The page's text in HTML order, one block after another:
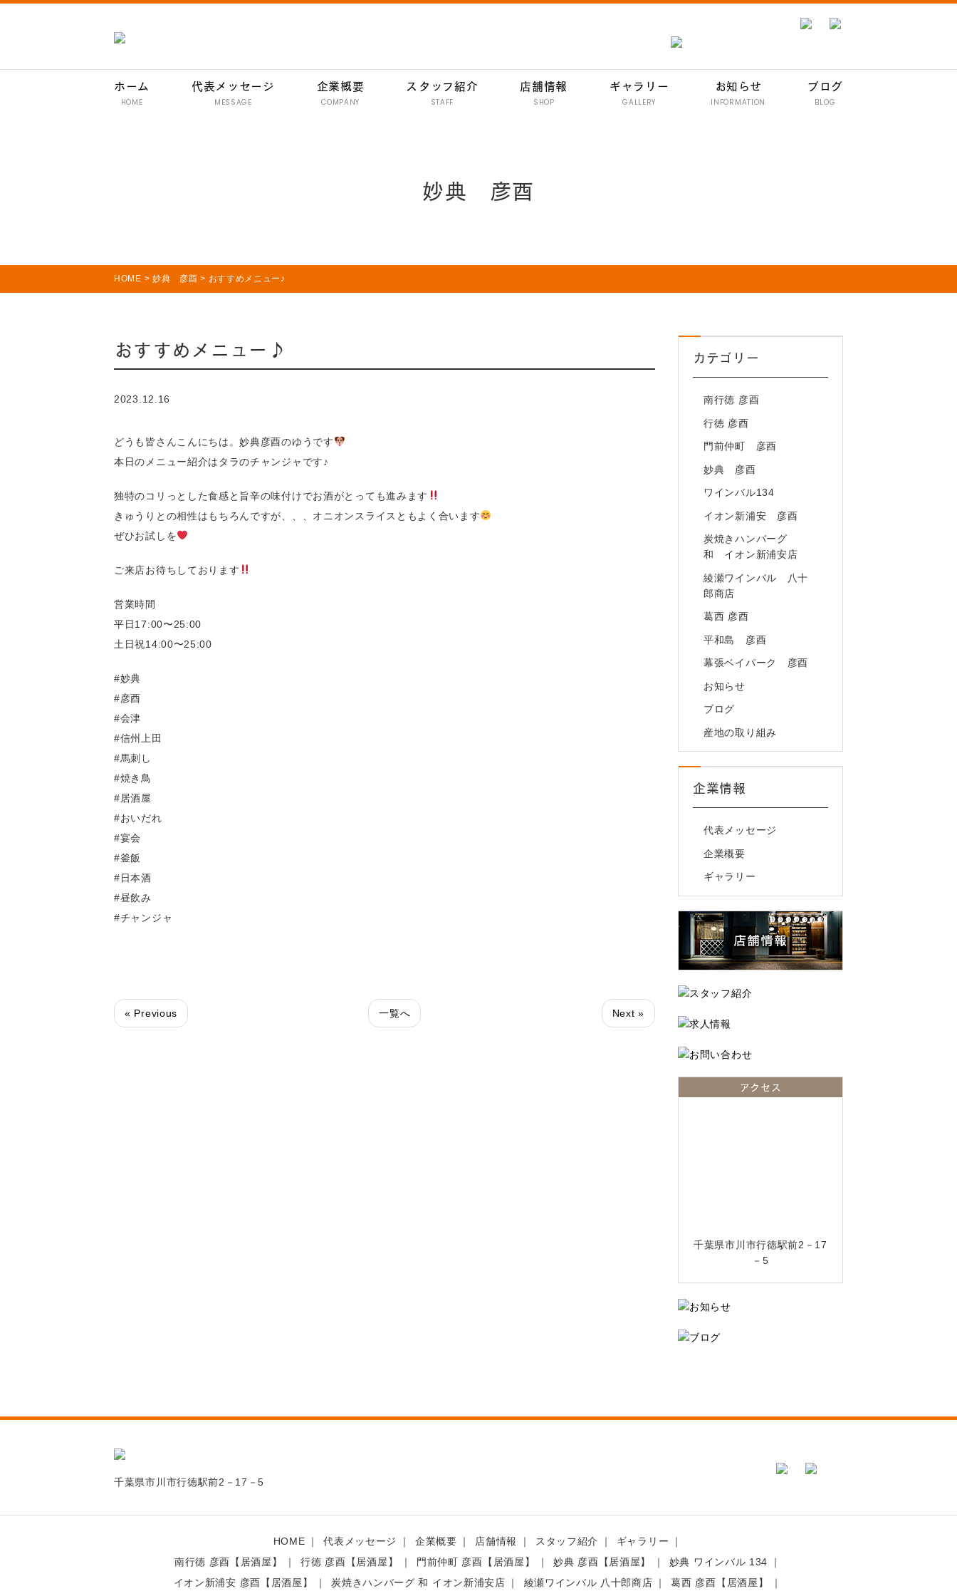
ホーム
HOME
代表メッセージ
MESSAGE
企業概要
COMPANY
スタッフ紹介
STAFF
店舗情報
SHOP
門前仲町 彦酉【居酒屋】
炭焼きハンバーグ 和
ギャラリー
GALLERY
お知らせ
INFORMATION
ブログ
BLOG
妙典 彦酉
HOME > 妙典 彦酉 > おすすめメニュー♪
おすすめメニュー♪
2023.12.16
どうも皆さんこんにちは。妙典彦酉のゆうです
本日のメニュー紹介はタラのチャンジャです♪
独特のコリっとした食感と旨辛の味付けでお酒がとっても進みます
きゅうりとの相性はもちろんですが、、、オニオンスライスともよく合います
ぜひお試しを
ご来店お待ちしております
営業時間
平日17:00〜25:00
土日祝14:00〜25:00
#妙典
#彦酉
#会津
#信州上田
#馬刺し
#焼き鳥
#居酒屋
#おいだれ
#宴会
#釜飯
#日本酒
#昼飲み
#チャンジャ
« Previous 一覧へ Next »
カテゴリー
南行徳 彦酉
行徳 彦酉
門前仲町 彦酉
妙典 彦酉
ワインバル134
イオン新浦安 彦酉
炭焼きハンバーグ
和 イオン新浦安店
綾瀬ワインバル 八十
郎商店
葛西 彦酉
平和島 彦酉
幕張ベイパーク 彦酉
お知らせ
ブログ
産地の取り組み
企業情報
代表メッセージ
企業概要
ギャラリー
アクセス
千葉県市川市行徳駅前2－17
－5
千葉県市川市行徳駅前2－17－5
HOME 代表メッセージ 企業概要 店舗情報 スタッフ紹介
ギャラリー
南行徳 彦酉【居酒屋】
行徳 彦酉【居酒屋】 門前仲町 彦酉【居酒屋】 妙典 彦酉【居酒屋】
妙典 ワインバル 134
イオン新浦安 彦酉【居酒屋】
炭焼きハンバーグ 和 イオン新浦安店 綾瀬ワインバル 八十郎商店 葛西 彦酉【居酒屋】